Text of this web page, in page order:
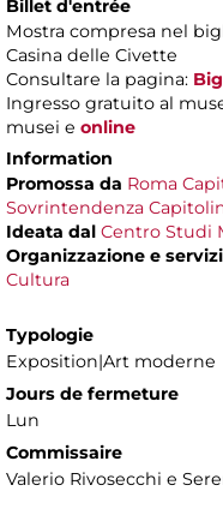
Billet d'entrée
Mostra compresa nel
Casina delle Civette
Consultare la pagina:
Ingresso gratuito al
musei e online
Information
Promossa da Roma
Sovrintendenza
Ideata dal Centro Studi
Organizzazione e
Cultura
Typologie
Exposition|Art moderne
Jours de fermeture
Lun
Commissaire
Valerio Rivosecchi e